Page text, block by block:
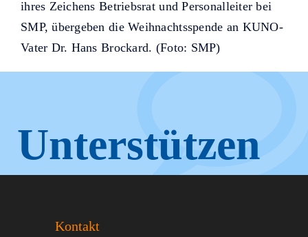
ihres Zeichens Betriebsrat und Personalleiter bei
SMP, übergeben die Weihnachtsspende an KUNO-
Vater Dr. Hans Brockard. (Foto: SMP)
Unterstützen
Kontakt